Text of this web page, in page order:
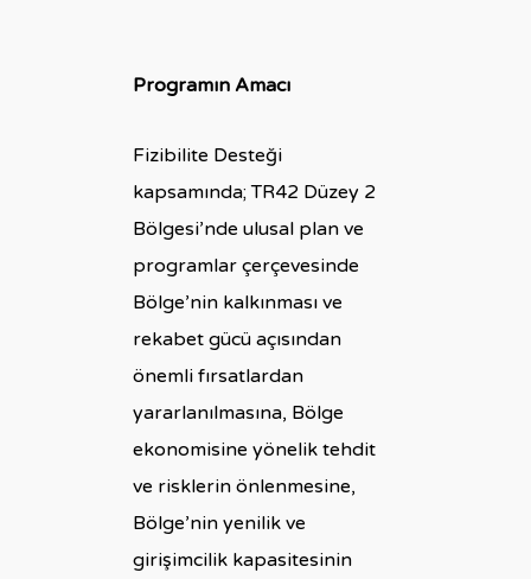
Programın Amacı
Fizibilite Desteği
kapsamında; TR42 Düzey 2
Bölgesi’nde ulusal plan ve
programlar çerçevesinde
Bölge’nin kalkınması ve
rekabet gücü açısından
önemli fırsatlardan
yararlanılmasına, Bölge
ekonomisine yönelik tehdit
ve risklerin önlenmesine,
Bölge’nin yenilik ve
girişimcilik kapasitesinin